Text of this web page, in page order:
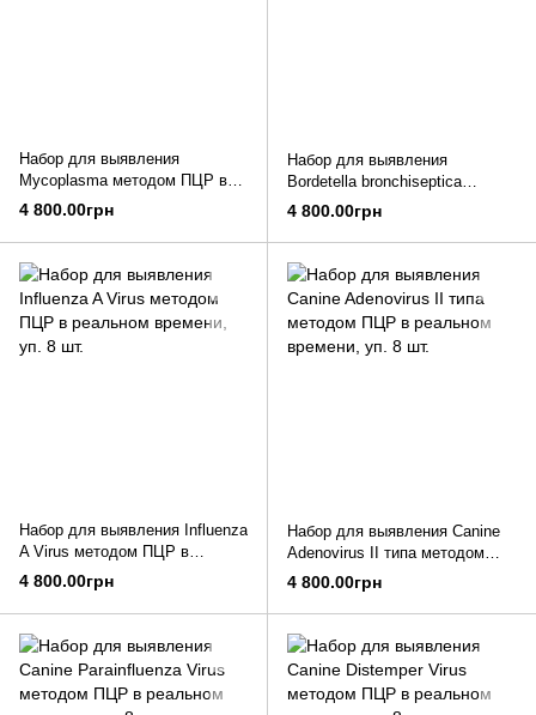
Набор для выявления
Mycoplasma методом ПЦР в
реальном времени, уп. 8 шт.
4 800.00грн
Набор для выявления
Bordetella bronchiseptica
методом ПЦР в реальном
времени, уп. 8 шт.
4 800.00грн
Набор для выявления Influenza
A Virus методом ПЦР в
реальном времени, уп. 8 шт.
4 800.00грн
Набор для выявления Canine
Adenovirus II типа методом
ПЦР в реальном времени, уп.
4 800.00грн